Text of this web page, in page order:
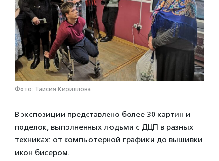
Фото: Таисия Кириллова
В экспозиции представлено более 30 картин и
поделок, выполненных людьми с ДЦП в разных
техниках: от компьютерной графики до вышивки
икон бисером.